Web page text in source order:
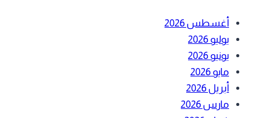
أغسطس 2026
يوليو 2026
يونيو 2026
مايو 2026
أبريل 2026
مارس 2026